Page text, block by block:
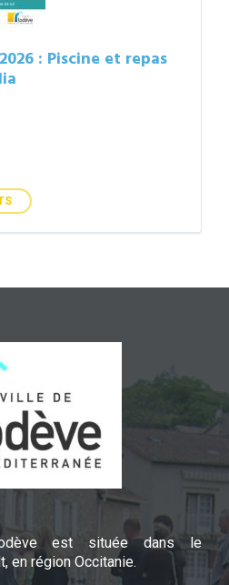
: Piscine et repas
est située dans le
en région Occitanie.